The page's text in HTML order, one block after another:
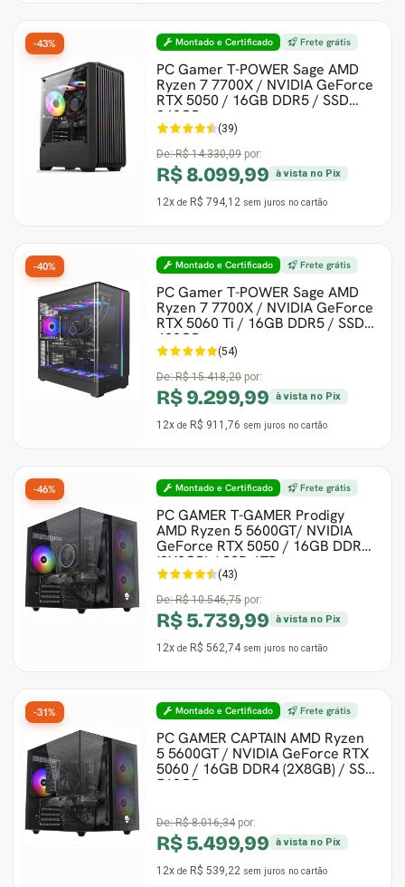
Montado e Certificado Frete grátis
PC Gamer T-POWER Sage AMD
Ryzen 7 7700X / NVIDIA GeForce
RTX 5050 / 16GB DDR5 / SSD
240GB
(39)
De:R$ 14.330,09 por:
R$ 8.099,99 à vista no Pix
12x de R$ 794,12 sem juros no cartão
-43%
Montado e Certificado Frete grátis
PC Gamer T-POWER Sage AMD
Ryzen 7 7700X / NVIDIA GeForce
RTX 5060 Ti / 16GB DDR5 / SSD
480GB
(54)
De:R$ 15.418,20 por:
R$ 9.299,99 à vista no Pix
12x de R$ 911,76 sem juros no cartão
-40%
Montado e Certificado Frete grátis
PC GAMER T-GAMER Prodigy
AMD Ryzen 5 5600GT/ NVIDIA
GeForce RTX 5050 / 16GB DDR4
(2X8GB) / SSD 1TB
(43)
De:R$ 10.546,75 por:
R$ 5.739,99 à vista no Pix
12x de R$ 562,74sem juros no cartão
-46%
Montado e Certificado Frete grátis
PC GAMER CAPTAIN AMD Ryzen
5 5600GT / NVIDIA GeForce RTX
5060 / 16GB DDR4 (2X8GB) / SSD
512GB
De:R$ 8.016,34 por:
R$ 5.499,99 à vista no Pix
12x de R$ 539,22 sem juros no cartão
-31%